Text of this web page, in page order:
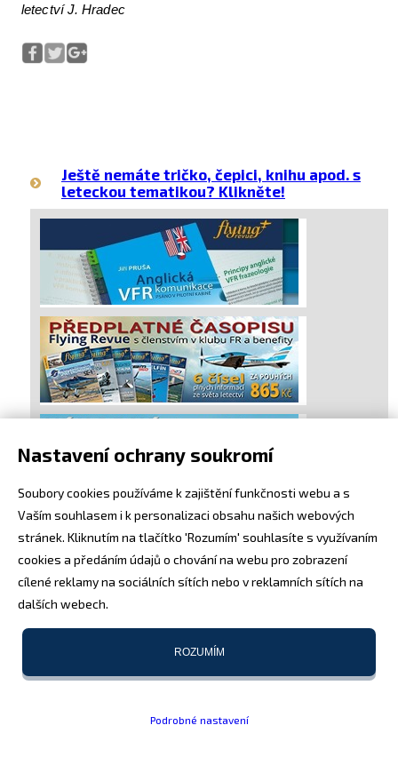
letectví J. Hradec
Ještě nemáte tričko, čepici, knihu apod. s
leteckou tematikou? Klikněte!
Nastavení ochrany soukromí
Soubory cookies používáme k zajištění funkčnosti webu a s
Vaším souhlasem i k personalizaci obsahu našich webových
stránek. Kliknutím na tlačítko 'Rozumím' souhlasíte s využívaním
cookies a předáním údajů o chování na webu pro zobrazení
cílené reklamy na sociálních sítích nebo v reklamních sítích na
dalších webech.
ROZUMÍM
Podrobné nastavení